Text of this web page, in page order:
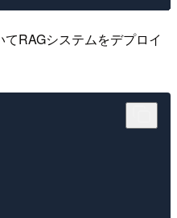
RAGシステムをデプロイ